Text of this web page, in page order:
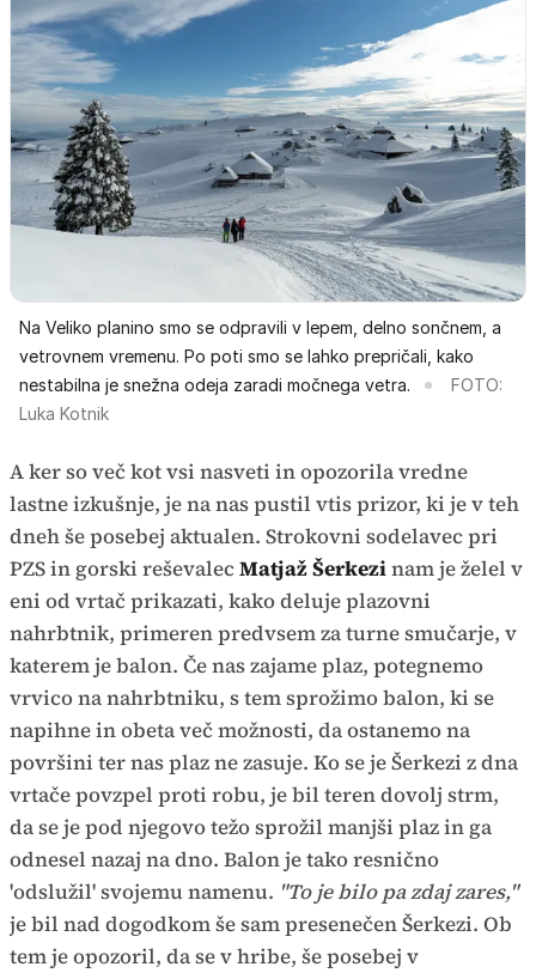
Na Veliko planino smo se odpravili v lepem, delno sončnem, a
vetrovnem vremenu. Po poti smo se lahko prepričali, kako
nestabilna je snežna odeja zaradi močnega vetra.
FOTO:
Luka Kotnik
A ker so več kot vsi nasveti in opozorila vredne
lastne izkušnje, je na nas pustil vtis prizor, ki je v teh
dneh še posebej aktualen. Strokovni sodelavec pri
PZS in gorski reševalecMatjaž Šerkezinam je želel v
eni od vrtač prikazati, kako deluje plazovni
nahrbtnik, primeren predvsem za turne smučarje, v
katerem je balon. Če nas zajame plaz, potegnemo
vrvico na nahrbtniku, s tem sprožimo balon, ki se
napihne in obeta več možnosti, da ostanemo na
površini ter nas plaz ne zasuje. Ko se je Šerkezi z dna
vrtače povzpel proti robu, je bil teren dovolj strm,
da se je pod njegovo težo sprožil manjši plaz in ga
odnesel nazaj na dno. Balon je tako resnično
'odslužil' svojemu namenu. "To je bilo pa zdaj zares,"
je bil nad dogodkom še sam presenečen Šerkezi. Ob
tem je opozoril, da se v hribe, še posebej v